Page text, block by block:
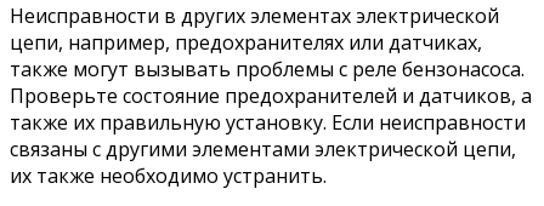
Неисправности в других элементах электрической
цепи, например, предохранителях или датчиках,
также могут вызывать проблемы с реле бензонасоса.
Проверьте состояние предохранителей и датчиков, а
также их правильную установку. Если неисправности
связаны с другими элементами электрической цепи,
их также необходимо устранить.